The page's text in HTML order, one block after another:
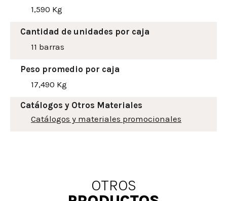
1,590 Kg
Cantidad de unidades por caja
11 barras
Peso promedio por caja
17,490 Kg
Catálogos y Otros Materiales
Catálogos y materiales promocionales
OTROS